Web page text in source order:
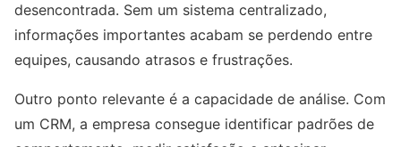
desencontrada. Sem um sistema centralizado,
informações importantes acabam se perdendo entre
equipes, causando atrasos e frustrações.
Outro ponto relevante é a capacidade de análise. Com
um CRM, a empresa consegue identificar padrões de